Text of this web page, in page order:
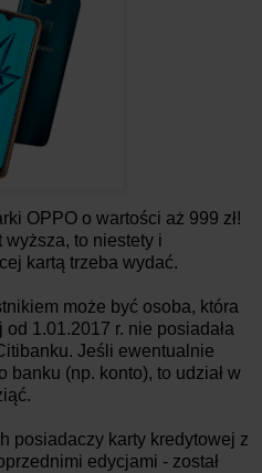
OPPO o wartości aż 999 zł!
to niestety i
kartą trzeba wydać.
może być osoba, która
1.01.2017 r. nie posiadała
Jeśli ewentualnie
banku (np. konto), to udział w
posiadaczy karty kredytowej z
edycjami - został